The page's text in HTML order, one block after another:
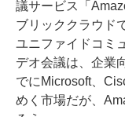
議サービス「
ブリッククラウド
ユニファイドコミ
デオ会議は、企業
でにMicrosoft、
めく市場だが、